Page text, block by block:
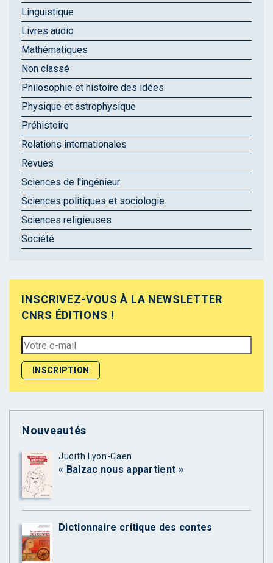
Linguistique
Livres audio
Mathématiques
Non classé
Philosophie et histoire des idées
Physique et astrophysique
Préhistoire
Relations internationales
Revues
Sciences de l'ingénieur
Sciences politiques et sociologie
Sciences religieuses
Société
INSCRIVEZ-VOUS À LA NEWSLETTER
CNRS ÉDITIONS !
Nouveautés
Judith Lyon-Caen
« Balzac nous appartient »
Dictionnaire critique des contes